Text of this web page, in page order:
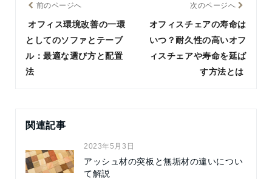
前のページへ
オフィス環境改善の一環
としてのソファとテーブ
ル：最適な選び方と配置
法
次のページへ
オフィスチェアの寿命は
いつ？耐久性の高いオフ
ィスチェアや寿命を延ば
す方法とは
関連記事
2023年5月3日
アッシュ材の突板と無垢材の違いについ
て解説